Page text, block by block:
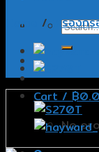
Cart /฿
No
Home / เครื่องก